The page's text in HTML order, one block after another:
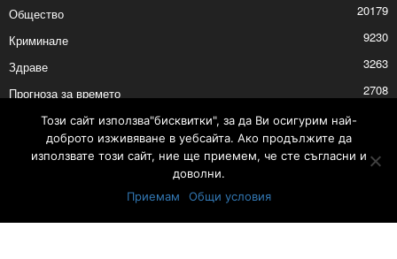
Общество
20179
Криминале
9230
Здраве
3263
Прогноза за времето
2708
Политика
Култура
Този сайт използва"бисквитки", за да Ви осигурим най-
доброто изживяване в уебсайта. Ако продължите да
използвате този сайт, ние ще приемем, че сте съгласни и
доволни.
Приемам
Общи условия